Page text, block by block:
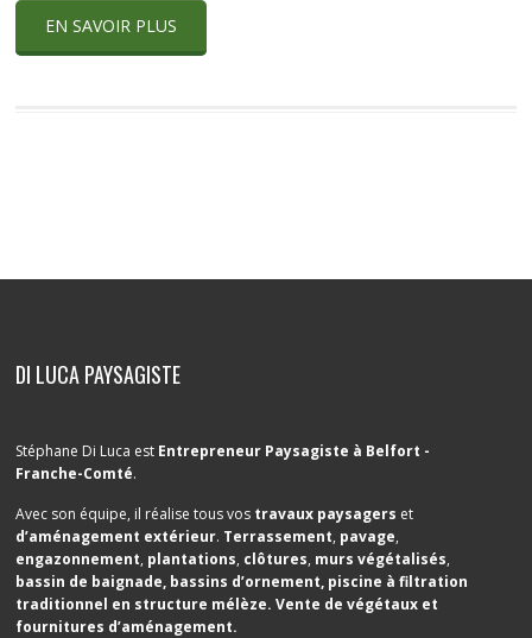
EN SAVOIR PLUS
DI LUCA PAYSAGISTE
Stéphane Di Luca est Entrepreneur Paysagiste à Belfort -
Franche-Comté.
Avec son équipe, il réalise tous vos travaux paysagers et
d’aménagement extérieur. Terrassement, pavage,
engazonnement, plantations, clôtures, murs végétalisés,
bassin de baignade, bassins d’ornement, piscine à filtration
traditionnel en structure mélèze. Vente de végétaux et
fournitures d’aménagement.